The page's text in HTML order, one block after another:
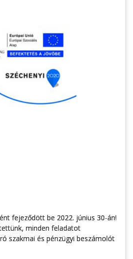
fejeződött be 2022. június 30-án!
minden feladatot
szakmai és pénzügyi beszámolót